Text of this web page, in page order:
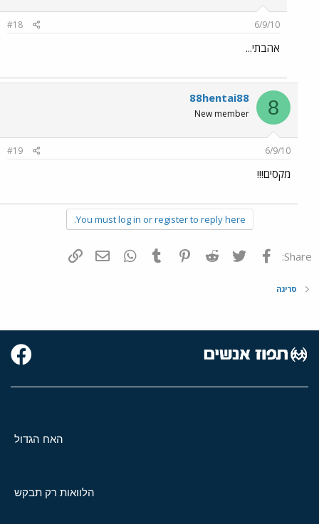
6/9/10
#18
אהבתי...
8
88hentai88
New member
6/9/10
#19
מקסים!!!
You must log in or register to reply here.
Share: פייסבוק Twitter
Reddit
Pinterest
Tumblr
WhatsAppדואר אלקטרוני
סריגה
האח הגדול
הלוואות רק תבקש